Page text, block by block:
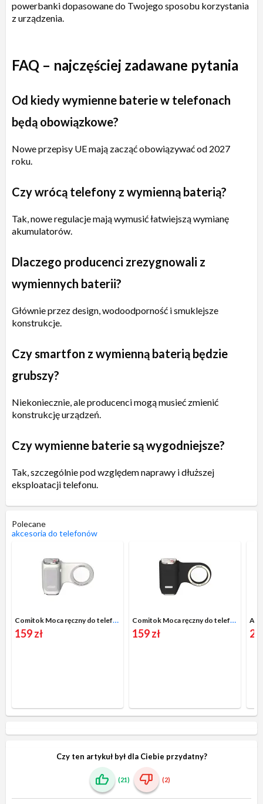
powerbanki dopasowane do Twojego sposobu korzystania
z urządzenia.
FAQ – najczęściej zadawane pytania
Od kiedy wymienne baterie w telefonach
będą obowiązkowe?
Nowe przepisy UE mają zacząć obowiązywać od 2027
roku.
Czy wrócą telefony z wymienną baterią?
Tak, nowe regulacje mają wymusić łatwiejszą wymianę
akumulatorów.
Dlaczego producenci zrezygnowali z
wymiennych baterii?
Głównie przez design, wodoodporność i smuklejsze
konstrukcje.
Czy smartfon z wymienną baterią będzie
grubszy?
Niekoniecznie, ale producenci mogą musieć zmienić
konstrukcję urządzeń.
Czy wymienne baterie są wygodniejsze?
Tak, szczególnie pod względem naprawy i dłuższej
eksploatacji telefonu.
Polecane
akcesoria do telefonów
Comitok Moca ręczny do telefonu Biały
159 zł
Comitok Moca ręczny do telefonu Czarny
159 zł
Czy ten artykuł był dla Ciebie przydatny?
(21) (2)